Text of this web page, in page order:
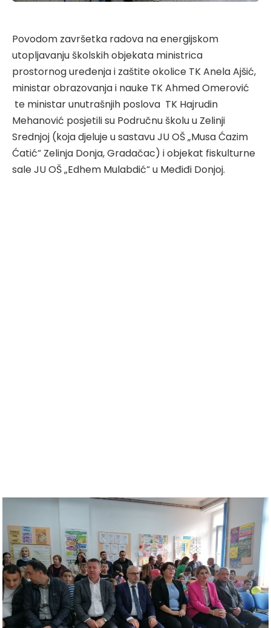
Povodom završetka radova na energijskom
utopljavanju školskih objekata ministrica
prostornog uređenja i zaštite okolice TK Anela Ajšić,
ministar obrazovanja i nauke TK Ahmed Omerović
te ministar unutrašnjih poslova TK Hajrudin
Mehanović posjetili su Područnu školu u Zelinji
Srednjoj (koja djeluje u sastavu JU OŠ „Musa Ćazim
Ćatić“ Zelinja Donja, Gradačac) i objekat fiskulturne
sale JU OŠ „Edhem Mulabdić“ u Međiđi Donjoj.